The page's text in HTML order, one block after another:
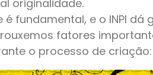
originalidade.
é fundamental, e o INPI
fatores
o processo de criação: